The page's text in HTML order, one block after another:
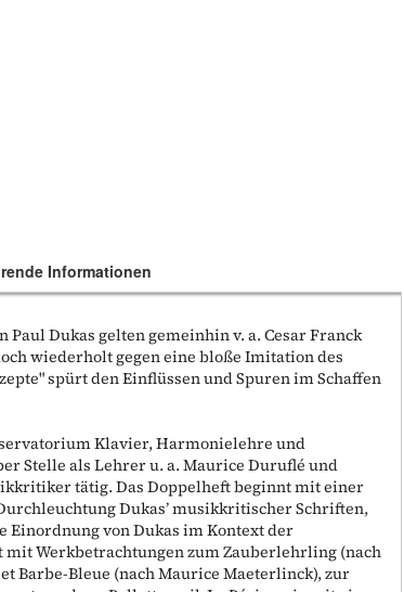
Dukas gelten gemeinhin v. a. Cesar Franck
wiederholt gegen eine bloße Imitation des
spürt den Einflüssen und Spuren im Schaffen
Klavier, Harmonielehre und
Stelle als Lehrer u. a. Maurice Duruflé und
tätig. Das Doppelheft beginnt mit einer
Dukas’ musikkritischer Schriften,
Einordnung von Dukas im Kontext der
Werkbetrachtungen zum Zauberlehrling (nach
Barbe-Bleue (nach Maurice Maeterlinck), zur
Informationen